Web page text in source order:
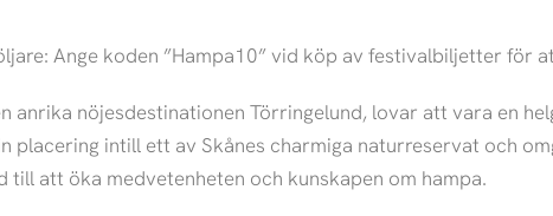
Ange koden ”Hampa10” vid köp av festivalbiljetter för
anrika nöjesdestinationen Törringelund, lovar att vara en
placering intill ett av Skånes charmiga naturreservat och
att öka medvetenheten och kunskapen om hampa.